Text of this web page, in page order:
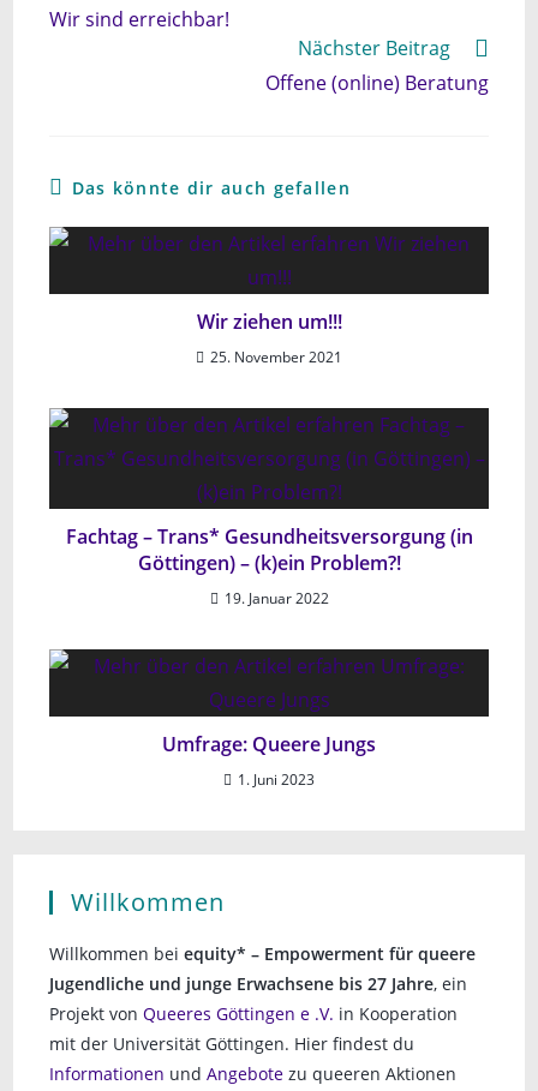
ansehen
Wir sind erreichbar!
Nächster Beitrag
Offene (online) Beratung
Das könnte dir auch gefallen
Wir ziehen um!!!
25. November 2021
Fachtag – Trans* Gesundheitsversorgung (in
Göttingen) – (k)ein Problem?!
19. Januar 2022
Umfrage: Queere Jungs
1. Juni 2023
Willkommen
Willkommen beiequity* – Empowerment für queere
Jugendliche und junge Erwachsene bis 27 Jahre, ein
Projekt vonQueeres Göttingen e .V. in Kooperation
mit der Universität Göttingen. Hier findest du
Informationen undAngebote zu queeren Aktionen